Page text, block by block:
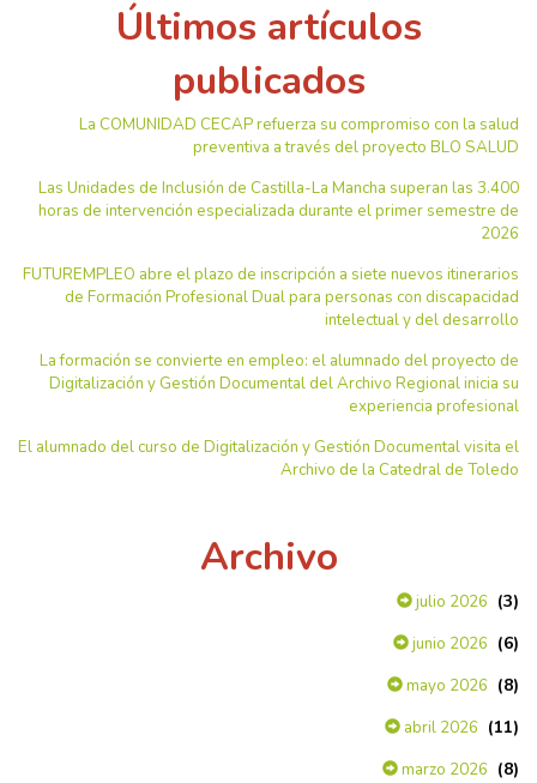
Últimos artículos
publicados
La COMUNIDAD CECAP refuerza su compromiso con la salud
preventiva a través del proyecto BLO SALUD
Las Unidades de Inclusión de Castilla-La Mancha superan las 3.400
horas de intervención especializada durante el primer semestre de
2026
FUTUREMPLEO abre el plazo de inscripción a siete nuevos itinerarios
de Formación Profesional Dual para personas con discapacidad
intelectual y del desarrollo
La formación se convierte en empleo: el alumnado del proyecto de
Digitalización y Gestión Documental del Archivo Regional inicia su
experiencia profesional
El alumnado del curso de Digitalización y Gestión Documental visita el
Archivo de la Catedral de Toledo
Archivo
julio 2026 (3)
junio 2026 (6)
mayo 2026 (8)
abril 2026 (11)
marzo 2026 (8)